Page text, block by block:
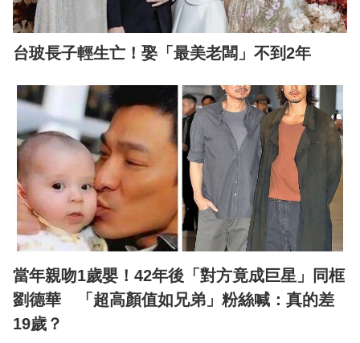
台玻長子輕生亡！娶「最美老闆」不到2年
當年親吻1歲嬰！42年後「對方竟成巨星」同框
劉德華 「超高顏值如兄弟」粉絲喊：真的差
19歲？